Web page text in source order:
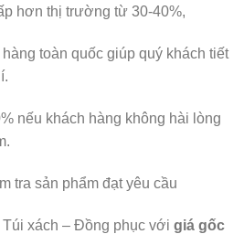
hơn thị trường từ 30-40%,
toàn quốc giúp quý khách tiết
nếu khách hàng không hài lòng
tra sản phẩm đạt yêu cầu
Túi xách – Đồng phục với giá gốc